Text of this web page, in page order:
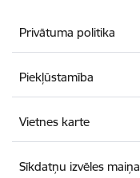
Privātuma politika
Piekļūstamība
Vietnes karte
Sīkdatņu izvēles maiņa